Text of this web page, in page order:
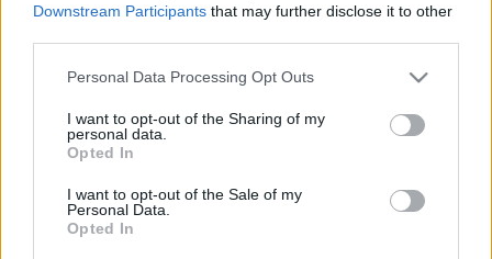
Downstream Participants that may further disclose it to other
Please note that this website/app uses one or more Google
not limited to your visit or usage behaviour. You may click to
grant or deny consent to Google and its third-party tags to
use your data for below specified purposes in below Google
consent section.
Personal Data Processing Opt Outs
I want to opt-out of the Sharing of my
personal data.
Opted In
I want to opt-out of the Sale of my
Personal Data.
Opted In
Egy másik Charlie